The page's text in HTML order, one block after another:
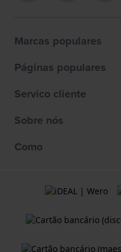
Marcas populares
Páginas populares
Servico cliente
Sobre nós
Como